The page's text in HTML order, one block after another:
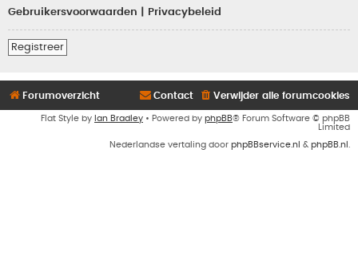
Gebruikersvoorwaarden Privacybeleid
Registreer
Forumoverzicht Verwijder alle forumcookies
Contact
Flat Style by Ian Bradley • Powered by phpBB® Forum Software © phpBB
Limited
Nederlandse vertaling door phpBBservice.nl & phpBB.nl .